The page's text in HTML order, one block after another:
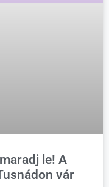
le! A
vár